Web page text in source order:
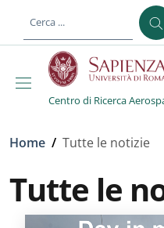
al contenuto
Centro di Ricerca
Briciole di pane
Home / Tutte le notizie
Tutte le